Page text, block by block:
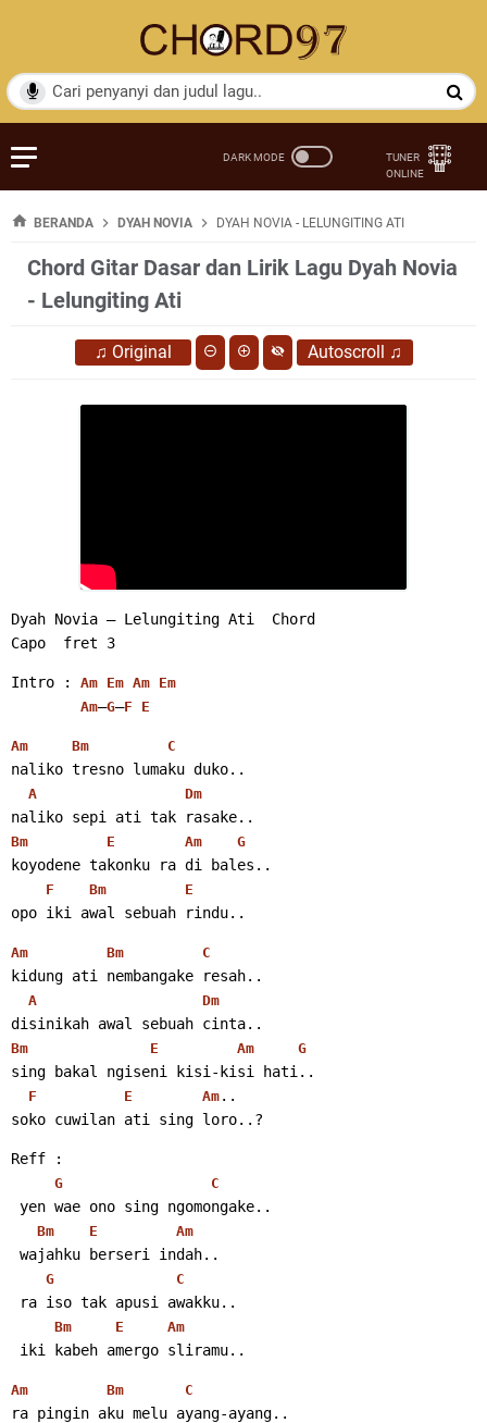
BERANDA DYAH NOVIA DYAH NOVIA - LELUNGITING ATI
Chord Gitar Dasar dan Lirik Lagu Dyah Novia
- Lelungiting Ati
♫ Original Autoscroll ♫
Dyah Novia – Lelungiting Ati  Chord
Capo  fret 3
Intro : Am Em Am Em
Am–G–F E
Am Bm C
naliko tresno lumaku duko..
A Dm
naliko sepi ati tak rasake..
Bm E Am G
koyodene takonku ra di bales..
F Bm E
opo iki awal sebuah rindu..
Am Bm C
kidung ati nembangake resah..
A Dm
disinikah awal sebuah cinta..
Bm E Am G
sing bakal ngiseni kisi-kisi hati..
F E Am ..
soko cuwilan ati sing loro..?
Reff :
G C
yen wae ono sing ngomongake..
Bm E Am
wajahku berseri indah..
G C
ra iso tak apusi awakku..
Bm E Am
iki kabeh amergo sliramu..
Am Bm C
ra pingin aku melu ayang-ayang..